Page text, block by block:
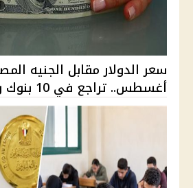
أغسطس.. تراجع في 10 بنوك وارت...